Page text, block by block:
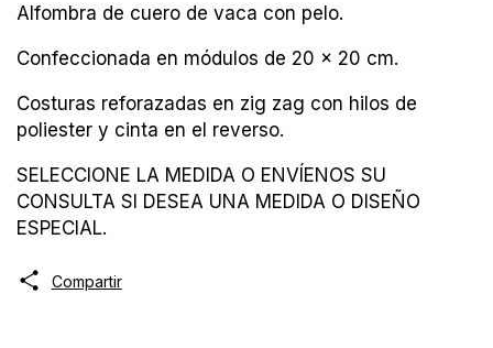
Alfombra de cuero de vaca con pelo.
Confeccionada en módulos de 20 x 20 cm.
Costuras reforazadas en zig zag con hilos de
poliester y cinta en el reverso.
SELECCIONE LA MEDIDA O ENVÍENOS SU
CONSULTA SI DESEA UNA MEDIDA O DISEÑO
ESPECIAL.
Compartir